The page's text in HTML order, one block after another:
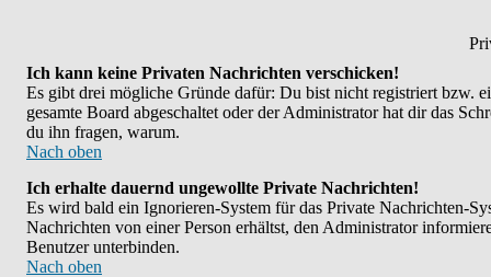
Ich kann keine Privaten Nachrichten verschicken!
Es gibt drei mögliche Gründe dafür: Du bist nicht registriert bzw.
gesamte Board abgeschaltet oder der Administrator hat dir das
du ihn fragen, warum.
Nach oben
Ich erhalte dauernd ungewollte Private Nachrichten!
Es wird bald ein Ignorieren-System für das Private Nachrichten-
Nachrichten von einer Person erhältst, den Administrator
Benutzer unterbinden.
Nach oben